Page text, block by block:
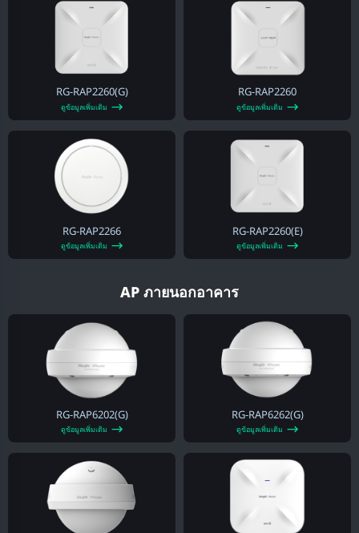
RG-RAP2260(G)
ดูข้อมูลเพิ่มเติม
RG-RAP2260
ดูข้อมูลเพิ่มเติม
RG-RAP2266
ดูข้อมูลเพิ่มเติม
RG-RAP2260(E)
ดูข้อมูลเพิ่มเติม
AP ภายนอกอาคาร
RG-RAP6202(G)
ดูข้อมูลเพิ่มเติม
RG-RAP6262(G)
ดูข้อมูลเพิ่มเติม